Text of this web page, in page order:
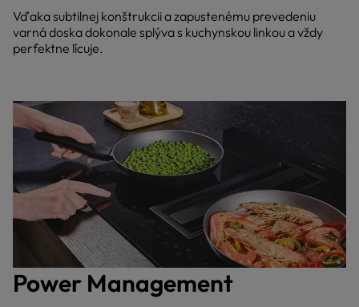
Vďaka subtilnej konštrukcii a zapustenému prevedeniu
varná doska dokonale splýva s kuchynskou linkou a vždy
perfektne lícuje.
Power Management